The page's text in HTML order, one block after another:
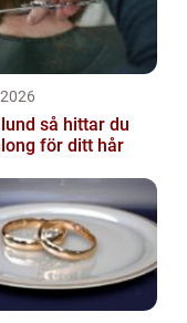
hittar du
för ditt hår